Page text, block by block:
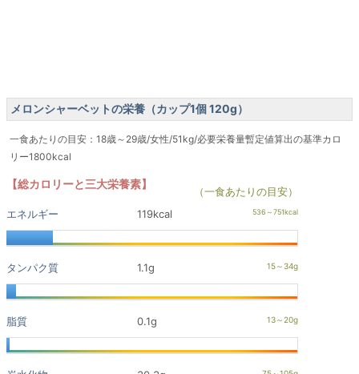
メロンシャーベットの栄養（カップ1個 120g）
一食あたりの目安：18歳～29歳/女性/51kg/必要栄養量暫定値算出の基準カロ
リー1800kcal
【総カロリーと三大栄養素】
（一食あたりの目安）
エネルギー
119kcal
タンパク質 1.1g
脂質 0.1g